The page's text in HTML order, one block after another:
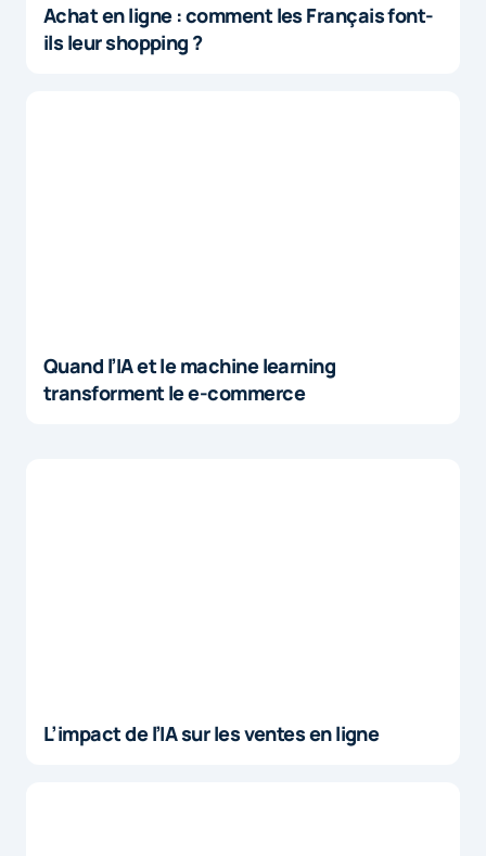
Achat en ligne : comment les Français font-
ils leur shopping ?
Quand l’IA et le machine learning
transforment le e-commerce
L’impact de l’IA sur les ventes en ligne